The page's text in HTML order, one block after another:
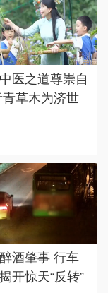
医之道尊崇自
草木为济世
酒肇事 行车
开惊天“反转”